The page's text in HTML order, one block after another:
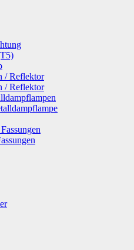
/ Reflektor
/ Reflektor